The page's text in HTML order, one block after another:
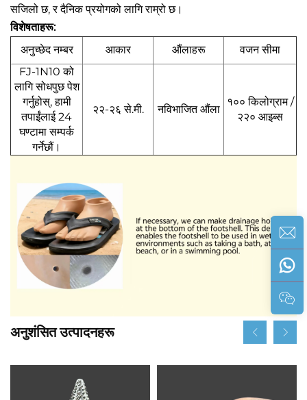
सजिलो छ, र दैनिक प्रयोगको लागि राम्रो छ।
विशेषताहरू:
अनुच्छेद नम्बर
आकार औंलाहरू
वजन सीमा
FJ-1N10 को
लागि सोधपुछ पेश
गर्नुहोस्, हामी
तपाईंलाई 24
घण्टामा सम्पर्क
गर्नेछौं।
२२-२६ से.मी. नविभाजित औंला
१०० किलोग्राम /
२२० आइब्स
अनुशंसित उत्पादनहरू